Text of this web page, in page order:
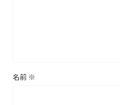
名前 ※